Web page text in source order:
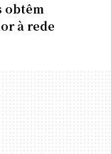
obtêm
à rede